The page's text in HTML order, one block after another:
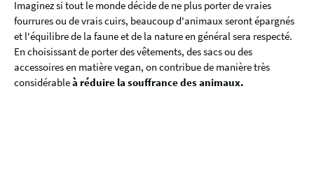
Imaginez si tout le monde décide de ne plus porter de vraies
fourrures ou de vrais cuirs, beaucoup d'animaux seront épargnés
et l'équilibre de la faune et de la nature en général sera respecté.
En choisissant de porter des vêtements, des sacs ou des
accessoires en matière vegan, on contribue de manière très
considérableà réduire la souffrance des animaux.